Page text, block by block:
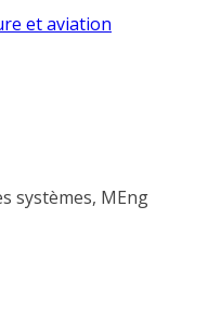
et aviation
systèmes, MEng